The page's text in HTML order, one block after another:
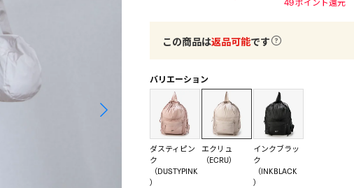
この商品は返品可能です
バリエーション
ダスティピン
ク
（DUSTYPINK
）
エクリュ
（ECRU）
インクブラッ
ク
（INKBLACK
）